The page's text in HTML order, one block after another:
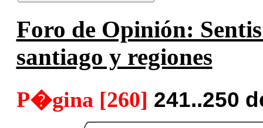
Foro de Opinión:
santiago y regiones
P�gina [260] 241..250